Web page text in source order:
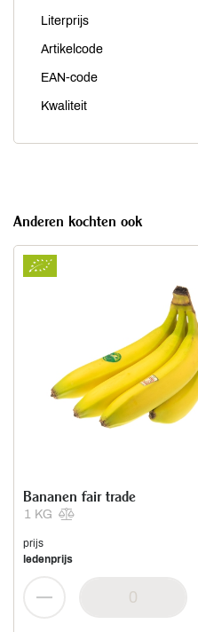
Literprijs
Artikelcode
EAN-code
Kwaliteit
Anderen kochten ook
1 KG
Bananen fair trade
prijs
ledenprijs